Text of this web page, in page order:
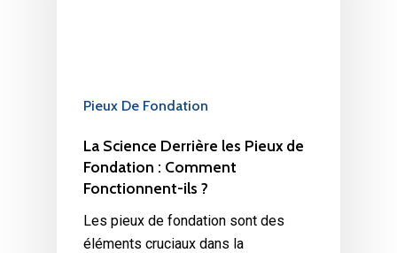
Pieux De Fondation
La Science Derrière les Pieux de
Fondation : Comment
Fonctionnent-ils ?
Les pieux de fondation sont des
éléments cruciaux dans la